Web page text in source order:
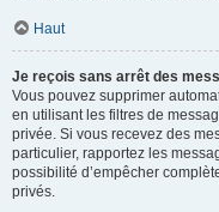
Haut
Je reçois sans arrêt des
Vous pouvez supprimer
en utilisant les filtres de
privée. Si vous recevez des
particulier, rapportez les
possibilité d’empêcher
privés.